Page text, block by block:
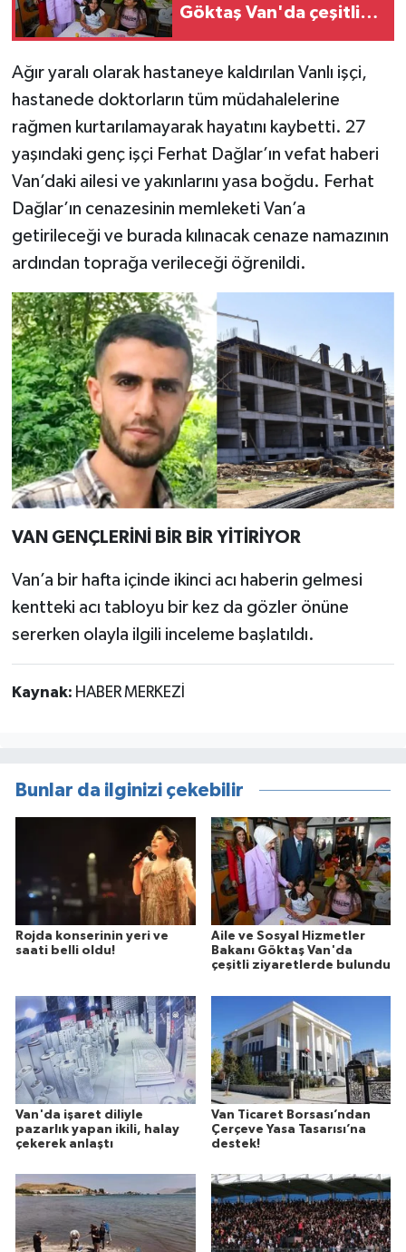
Göktaş Van'da çeşitli
Ağır yaralı olarak hastaneye kaldırılan Vanlı işçi,
hastanede doktorların tüm müdahalelerine
rağmen kurtarılamayarak hayatını kaybetti. 27
yaşındaki genç işçi Ferhat Dağlar’ın vefat haberi
Van’daki ailesi ve yakınlarını yasa boğdu. Ferhat
Dağlar’ın cenazesinin memleketi Van’a
getirileceği ve burada kılınacak cenaze namazının
ardından toprağa verileceği öğrenildi.
VAN GENÇLERİNİ BİR BİR YİTİRİYOR
Van’a bir hafta içinde ikinci acı haberin gelmesi
kentteki acı tabloyu bir kez da gözler önüne
sererken olayla ilgili inceleme başlatıldı.
Kaynak: HABER MERKEZİ
Bunlar da ilginizi çekebilir
Rojda konserinin yeri ve
saati belli oldu!
Aile ve Sosyal Hizmetler
Bakanı Göktaş Van'da
çeşitli ziyaretlerde bulundu
Van'da işaret diliyle
pazarlık yapan ikili, halay
çekerek anlaştı
Van Ticaret Borsası’ndan
Çerçeve Yasa Tasarısı’na
destek!